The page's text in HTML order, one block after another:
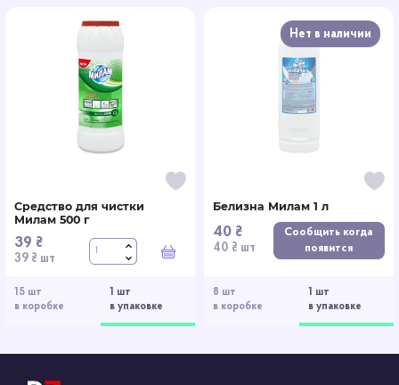
15 шт
в коробке
1 шт
в упаковке
Средство для чистки
Милам 500 г
39 ₴
39 ₴ шт В корзину
Нет в наличии
8 шт
в коробке
1 шт
в упаковке
Белизна Милам 1 л
40 ₴
40 ₴ шт
Сообщить когда
появится